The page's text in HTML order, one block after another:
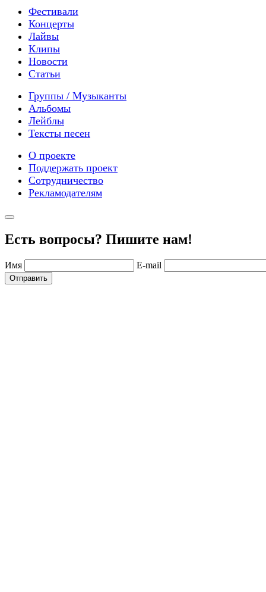
Фестивали
Концерты
Лайвы
Клипы
Новости
Статьи
Группы / Музыканты
Альбомы
Лейблы
Тексты песен
О проекте
Поддержать проект
Сотрудничество
Рекламодателям
Есть вопросы? Пишите нам!
Имя E-mail